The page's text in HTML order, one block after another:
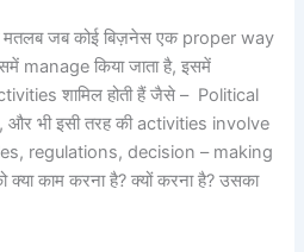
जब कोई बिज़नेस एक proper way
manage किया जाता है, इसमें
शामिल होती हैं जैसे – Political
भी इसी तरह की activities involve
regulations, decision – making
काम करना है? क्यों करना है? उसका